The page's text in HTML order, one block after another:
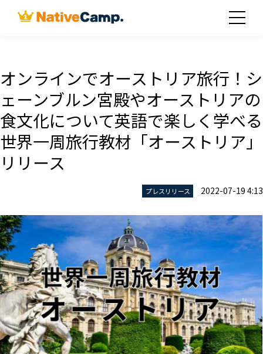
オンラインでオーストリア旅行！シ
ェーンブルン宮殿やオーストリアの
食文化について英語で楽しく学べる
世界一周旅行教材「オーストリア」
リリース
プレスリリース 2022-07-19 4:13